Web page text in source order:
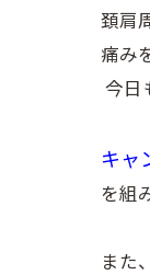
頚肩
痛み
今日
キャ
を組
また